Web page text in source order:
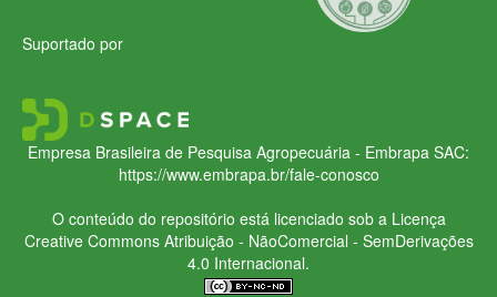
Suportado por
Empresa Brasileira de Pesquisa Agropecuária - Embrapa SAC:
https://www.embrapa.br/fale-conosco
O conteúdo do repositório está licenciado sob a Licença
Creative CommonsAtribuição - NãoComercial - SemDerivações
4.0 Internacional.